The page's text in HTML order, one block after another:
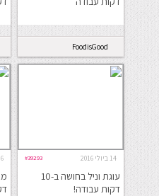
FoodisGood
14 ביולי 2016 #39293
עוגת וניל בחושה ב-10
דקות עבודה!
6 ביולי 2016